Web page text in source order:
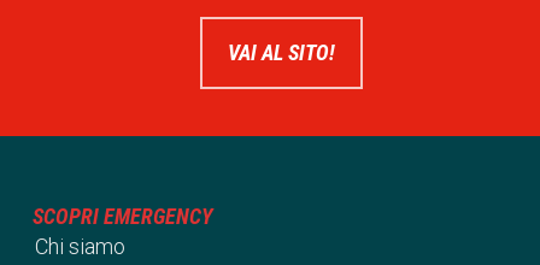
VAI AL SITO!
SCOPRI EMERGENCY
Chi siamo